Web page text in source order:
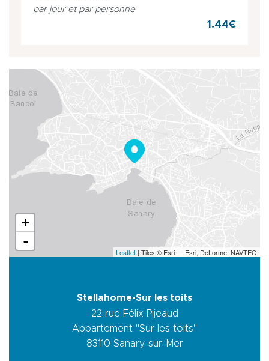
par jour et par personne
1.44€
+
-
Leaflet | Tiles © Esri — Esri, DeLorme, NAVTEQ
Stellahome-Sur les toits
22 rue Félix Pijeaud
Appartement "Sur les toits"
83110 Sanary-sur-Mer